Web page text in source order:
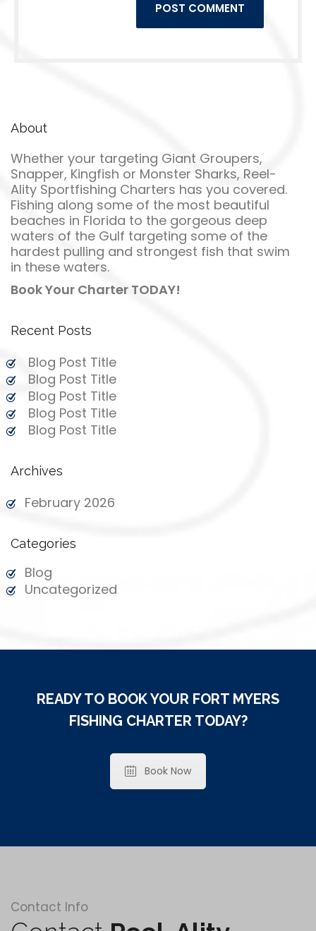
next time I comment.
About
Whether your targeting Giant Groupers,
Snapper, Kingfish or Monster Sharks, Reel-
Ality Sportfishing Charters has you covered.
Fishing along some of the most beautiful
beaches in Florida to the gorgeous deep
waters of the Gulf targeting some of the
hardest pulling and strongest fish that swim
in these waters.
Book Your Charter TODAY!
Recent Posts
Blog Post Title
Blog Post Title
Blog Post Title
Blog Post Title
Archives
February 2026
Categories
FISHING CHARTER TODAY?